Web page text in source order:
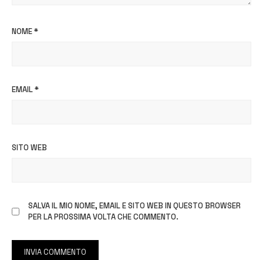
NOME*
EMAIL*
SITO WEB
SALVA IL MIO NOME, EMAIL E SITO WEB IN QUESTO BROWSER
PER LA PROSSIMA VOLTA CHE COMMENTO.